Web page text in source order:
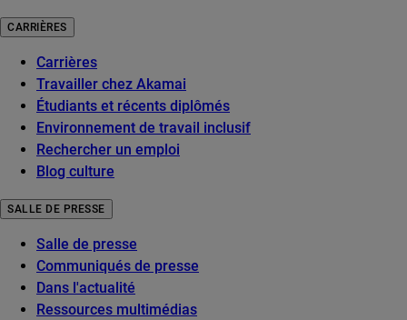
CARRIÈRES
Carrières
Travailler chez Akamai
Étudiants et récents diplômés
Environnement de travail inclusif
Rechercher un emploi
Blog culture
SALLE DE PRESSE
Salle de presse
Communiqués de presse
Dans l'actualité
Ressources multimédias